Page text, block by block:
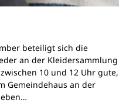
beteiligt sich die
an der Kleidersammlung
10 und 12 Uhr gute,
Gemeindehaus an der